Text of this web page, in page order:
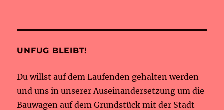
UNFUG BLEIBT!
Du willst auf dem Laufenden gehalten werden
und uns in unserer Auseinandersetzung um die
Bauwagen auf dem Grundstück mit der Stadt